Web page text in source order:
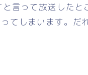
言って放送した
てしまいます。だ